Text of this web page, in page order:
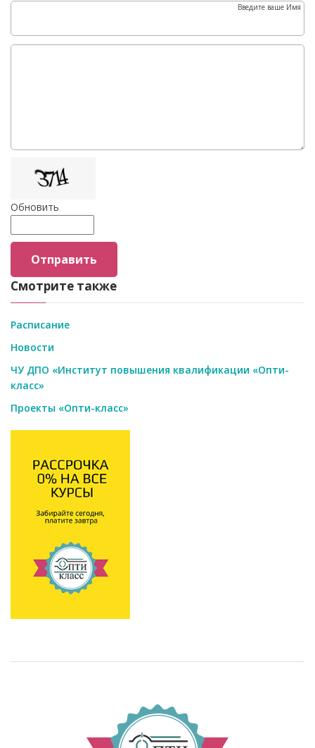
Введите ваше Имя
Обновить
Отправить
Смотрите также
Расписание
Новости
ЧУ ДПО «Институт повышения квалификации «Опти-
класс»
Проекты «Опти-класс»